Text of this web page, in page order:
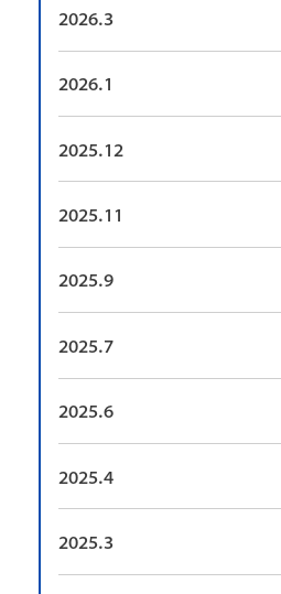
2026.3
2026.1
2025.12
2025.11
2025.9
2025.7
2025.6
2025.4
2025.3